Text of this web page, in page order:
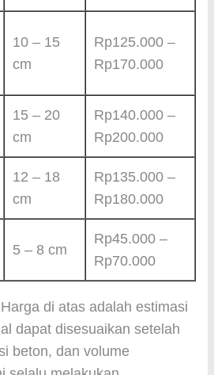
10 – 15
cm
Rp125.000 –
Rp170.000
15 – 20
cm
Rp140.000 –
Rp200.000
12 – 18
cm
Rp135.000 –
Rp180.000
5 – 8 cm
Rp45.000 –
Rp70.000
Harga di atas adalah estimasi
dapat disesuaikan setelah
beton, dan volume